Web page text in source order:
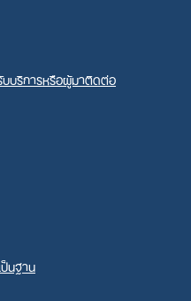
บริการหรือผู้มาติดต่อ
นฐาน